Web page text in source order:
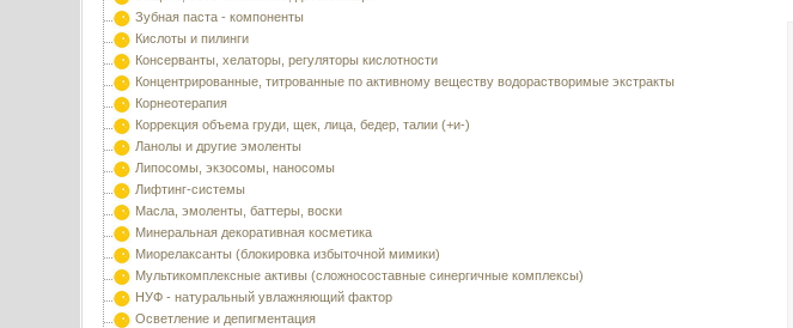
Зубная паста - компоненты
Кислоты и пилинги
Консерванты, хелаторы, регуляторы кислотности
Концентрированные, титрованные по активному веществу водорастворимые экстракты
Корнеотерапия
Коррекция объема груди, щек, лица, бедер, талии (+и-)
Ланолы и другие эмоленты
Липосомы, экзосомы, наносомы
Лифтинг-системы
Масла, эмоленты, баттеры, воски
Минеральная декоративная косметика
Миорелаксанты (блокировка избыточной мимики)
Мультикомплексные активы (сложносоставные синергичные комплексы)
НУФ - натуральный увлажняющий фактор
Осветление и депигментация